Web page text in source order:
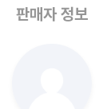
판매자 정보